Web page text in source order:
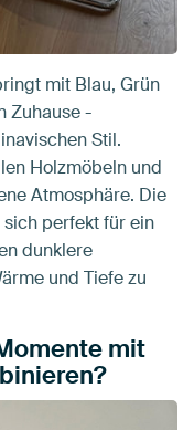
mit Blau, Grün
Zuhause -
Stil.
Holzmöbeln und
Atmosphäre. Die
perfekt für ein
dunklere
und Tiefe zu
mit